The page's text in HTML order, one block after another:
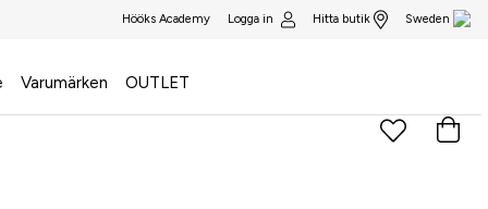
Hööks Academy Logga in Hitta butik Sweden
Varumärken OUTLET